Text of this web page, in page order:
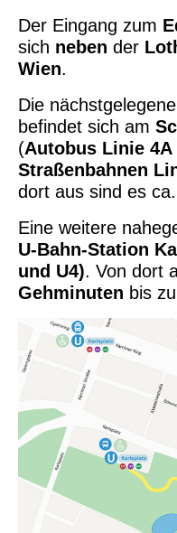
Der Eingang zum
sich neben der
Wien.
Die
befindet sich am
(Autobus Linie 4A
Straßenbahnen
dort aus sind es
Eine weitere
U-Bahn-Station
und U4). Von dort
Gehminuten bis